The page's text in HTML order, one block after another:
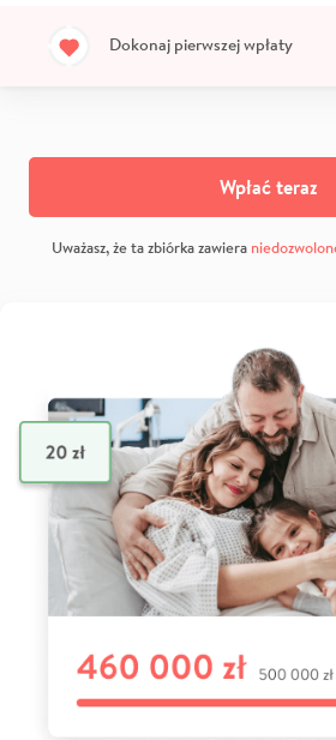
Dokonaj pierwszej wpłaty
Wpłać teraz
Uważasz, że ta zbiórka zawiera